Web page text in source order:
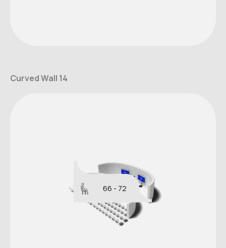
Curved Wall 14
66 - 72